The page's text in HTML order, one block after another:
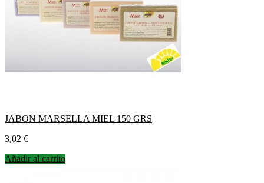
JABON MARSELLA MIEL 150 GRS
Precio
3,02 €
Añadir al carrito